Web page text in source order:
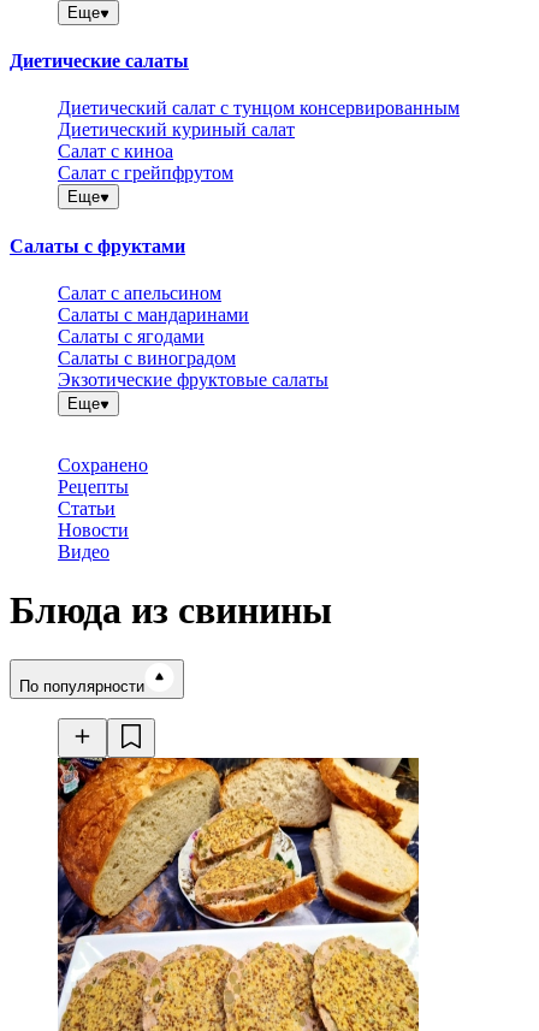
Еще
Диетические салаты
Диетический салат с тунцом консервированным
Диетический куриный салат
Салат с киноа
Салат с грейпфрутом
Еще
Салаты с фруктами
Салат с апельсином
Салаты с мандаринами
Салаты с ягодами
Салаты с виноградом
Экзотические фруктовые салаты
Еще
Сохранено
Рецепты
Статьи
Новости
Видео
Блюда из свинины
Время готовки
По популярности